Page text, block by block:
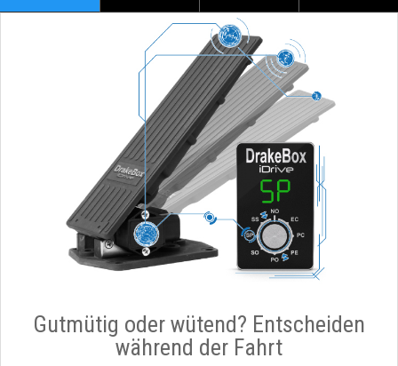
Gutmütig oder wütend? Entscheiden
während der Fahrt